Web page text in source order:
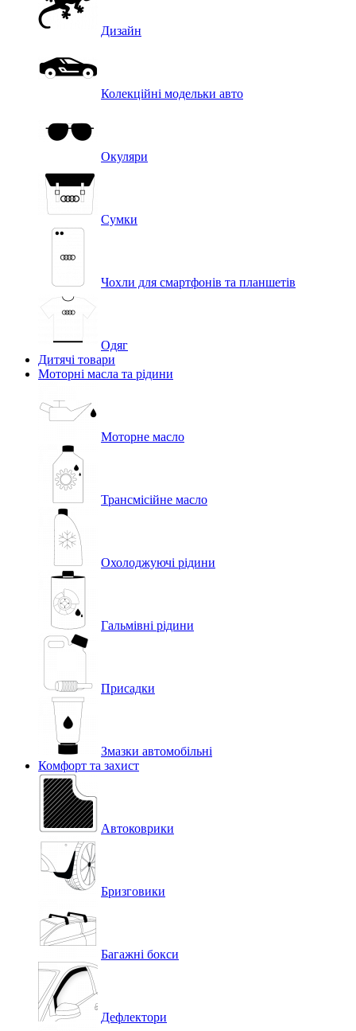
Дизайн
Колекційні модельки авто
Окуляри
Сумки
Чохли для смартфонів та планшетів
Одяг
Дитячі товари
Моторні масла та рідини
Моторне масло
Трансмісійне масло
Охолоджуючі рідини
Гальмівні рідини
Присадки
Змазки автомобільні
Комфорт та захист
Автоковрики
Бризговики
Багажні бокси
Дефлектори